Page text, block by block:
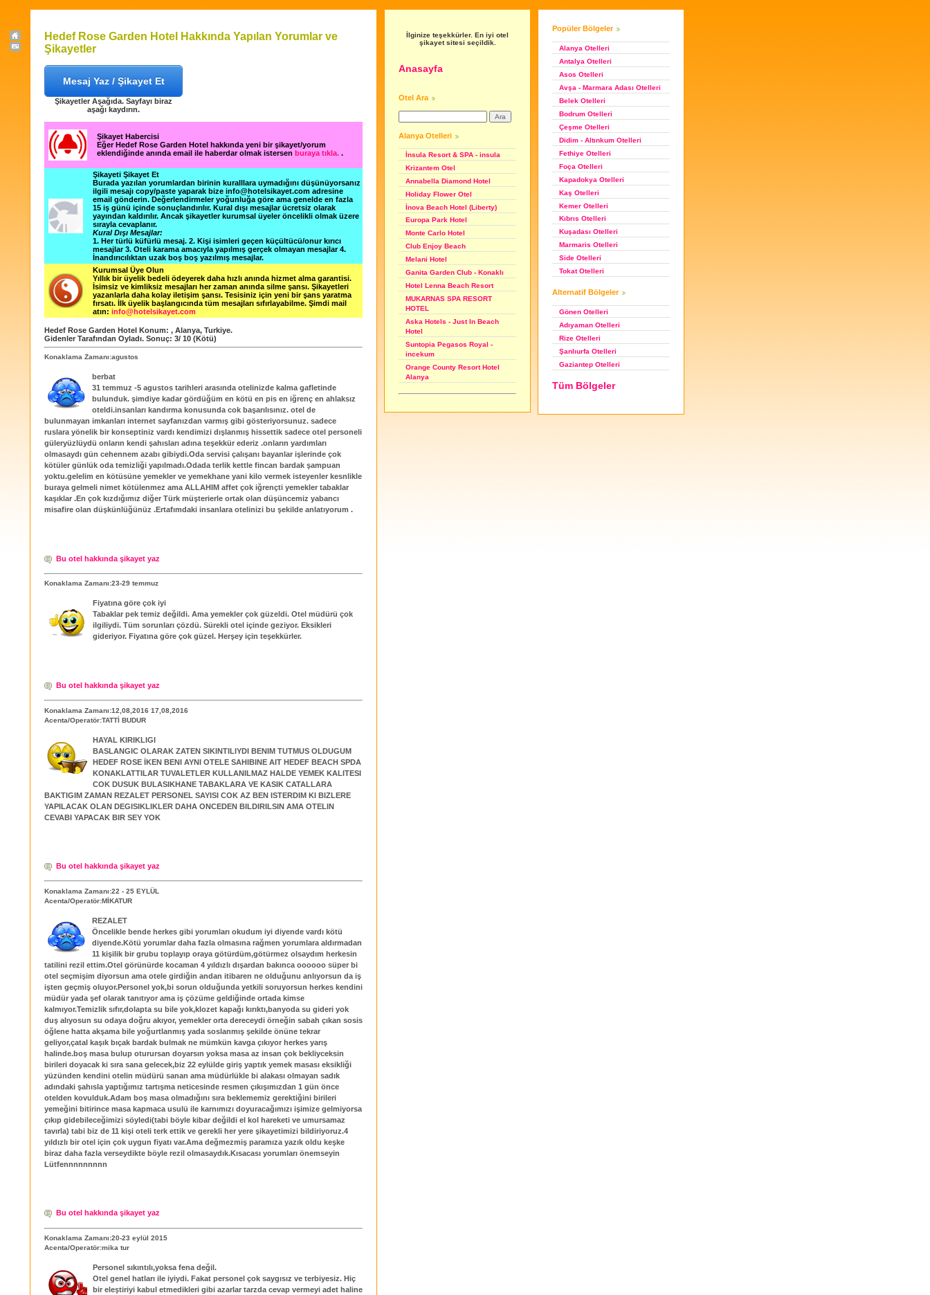
Hedef Rose Garden Hotel Hakkında Yapılan Yorumlar ve
Şikayetler
Mesaj Yaz / Şikayet Et
Şikayetler Aşağıda. Sayfayı biraz
aşağı kaydırın.
Şikayet Habercisi
Eğer Hedef Rose Garden Hotel hakkında yeni bir şikayet/yorum
eklendiğinde anında email ile haberdar olmak istersen buraya tıkla. .
Şikayeti Şikayet Et
Burada yazılan yorumlardan birinin kuralllara uymadığını düşünüyorsanız
ilgili mesajı copy/paste yaparak bize info@hotelsikayet.com adresine
email gönderin. Değerlendirmeler yoğunluğa göre ama genelde en fazla
15 iş günü içinde sonuçlandırılır. Kural dışı mesajlar ücretsiz olarak
yayından kaldırılır. Ancak şikayetler kurumsal üyeler öncelikli olmak üzere
sırayla cevaplanır.
Kural Dışı Mesajlar:
1. Her türlü küfürlü mesaj. 2. Kişi isimleri geçen küçültücü/onur kırıcı
mesajlar 3. Oteli karama amacıyla yapılmış gerçek olmayan mesajlar 4.
İnandırıcılıktan uzak boş boş yazılmış mesajlar.
Kurumsal Üye Olun
Yıllık bir üyelik bedeli ödeyerek daha hızlı anında hizmet alma garantisi.
İsimsiz ve kimliksiz mesajları her zaman anında silme şansı. Şikayetleri
yazanlarla daha kolay iletişim şansı. Tesisiniz için yeni bir şans yaratma
fırsatı. İlk üyelik başlangıcında tüm mesajları sıfırlayabilme. Şimdi mail
atın: info@hotelsikayet.com
Hedef Rose Garden Hotel Konum: , Alanya, Turkiye.
Gidenler Tarafından Oyladı. Sonuç: 3/ 10 (Kötü)
Konaklama Zamanı:agustos
berbat
31 temmuz -5 agustos tarihleri arasında otelinizde kalma gafletinde
bulunduk. şimdiye kadar gördüğüm en kötü en pis en iğrenç en ahlaksız
oteldi.insanları kandırma konusunda cok başarılısınız. otel de
bulunmayan imkanları internet sayfanızdan varmış gibi gösteriyorsunuz. sadece
ruslara yönelik bir konseptiniz vardı kendimizi dışlanmış hissettik sadece otel personeli
güleryüzlüydü onların kendi şahısları adına teşekkür ederiz .onların yardımları
olmasaydı gün cehennem azabı gibiydi.Oda servisi çalışanı bayanlar işlerinde çok
kötüler günlük oda temizliği yapılmadı.Odada terlik kettle fincan bardak şampuan
yoktu.gelelim en kötüsüne yemekler ve yemekhane yani kilo vermek isteyenler kesnlikle
buraya gelmeli nimet kötülenmez ama ALLAHIM affet çok iğrençti yemekler tabaklar
kaşıklar .En çok kızdığımız diğer Türk müşterierle ortak olan düşüncemiz yabancı
misafire olan düşkünlüğünüz .Ertafımdaki insanlara otelinizi bu şekilde anlatıyorum .
Bu otel hakkında şikayet yaz
Konaklama Zamanı:23-29 temmuz
Fiyatına göre çok iyi
Tabaklar pek temiz değildi. Ama yemekler çok güzeldi. Otel müdürü çok
ilgiliydi. Tüm sorunları çözdü. Sürekli otel içinde geziyor. Eksikleri
gideriyor. Fiyatına göre çok güzel. Herşey için teşekkürler.
Bu otel hakkında şikayet yaz
Konaklama Zamanı:12,08,2016 17,08,2016
Acenta/Operatör:TATTİ BUDUR
HAYAL KIRIKLIGI
BASLANGIC OLARAK ZATEN SIKINTILIYDI BENIM TUTMUS OLDUGUM
HEDEF ROSE İKEN BENI AYNI OTELE SAHIBINE AIT HEDEF BEACH SPDA
KONAKLATTILAR TUVALETLER KULLANILMAZ HALDE YEMEK KALITESI
COK DUSUK BULASIKHANE TABAKLARA VE KASIK CATALLARA
BAKTIGIM ZAMAN REZALET PERSONEL SAYISI COK AZ BEN ISTERDIM KI BIZLERE
YAPILACAK OLAN DEGISIKLIKLER DAHA ONCEDEN BILDIRILSIN AMA OTELIN
CEVABI YAPACAK BIR SEY YOK
Bu otel hakkında şikayet yaz
Konaklama Zamanı:22 - 25 EYLÜL
Acenta/Operatör:MİKATUR
REZALET
Öncelikle bende herkes gibi yorumları okudum iyi diyende vardı kötü
diyende.Kötü yorumlar daha fazla olmasına rağmen yorumlara aldırmadan
11 kişilik bir grubu toplayıp oraya götürdüm,götürmez olsaydım herkesin
tatilini rezil ettim.Otel görünürde kocaman 4 yıldızlı dışardan bakınca oooooo süper bi
otel seçmişim diyorsun ama otele girdiğin andan itibaren ne olduğunu anlıyorsun da iş
işten geçmiş oluyor.Personel yok,bi sorun olduğunda yetkili soruyorsun herkes kendini
müdür yada şef olarak tanıtıyor ama iş çözüme geldiğinde ortada kimse
kalmıyor.Temizlik sıfır,dolapta su bile yok,klozet kapağı kırıktı,banyoda su gideri yok
duş alıyosun su odaya doğru akıyor, yemekler orta dereceydi örneğin sabah çıkan sosis
öğlene hatta akşama bile yoğurtlanmış yada soslanmış şekilde önüne tekrar
geliyor,çatal kaşık bıçak bardak bulmak ne mümkün kavga çıkıyor herkes yarış
halinde.boş masa bulup oturursan doyarsın yoksa masa az insan çok bekliyceksin
birileri doyacak ki sıra sana gelecek,biz 22 eylülde giriş yaptık yemek masası eksikliği
yüzünden kendini otelin müdürü sanan ama müdürlükle bi alakası olmayan sadık
adındaki şahısla yaptığımız tartışma neticesinde resmen çıkışımızdan 1 gün önce
otelden kovulduk.Adam boş masa olmadığını sıra beklememiz gerektiğini birileri
yemeğini bitirince masa kapmaca usulü ile karnımızı doyuracağımızı işimize gelmiyorsa
çıkıp gidebileceğimizi söyledi(tabi böyle kibar değildi el kol hareketi ve umursamaz
tavırla) tabi biz de 11 kişi oteli terk ettik ve gerekli her yere şikayetimizi bildiriyoruz.4
yıldızlı bir otel için çok uygun fiyatı var.Ama değmezmiş paramıza yazık oldu keşke
biraz daha fazla verseydikte böyle rezil olmasaydık.Kısacası yorumları önemseyin
Lütfennnnnnnnn
Bu otel hakkında şikayet yaz
Konaklama Zamanı:20-23 eylül 2015
Acenta/Operatör:mika tur
Personel sıkıntılı,yoksa fena değil.
Otel genel hatları ile iyiydi. Fakat personel çok saygısız ve terbiyesiz. Hiç
bir eleştiriyi kabul etmedikleri gibi azarlar tarzda cevap vermeyi adet haline
İlginize teşekkürler. En iyi otel
şikayet sitesi seçildik.
Anasayfa
Otel Ara
Alanya Otelleri
İnsula Resort & SPA - insula
Krizantem Otel
Annabella Diamond Hotel
Holiday Flower Otel
İnova Beach Hotel (Liberty)
Europa Park Hotel
Monte Carlo Hotel
Club Enjoy Beach
Melani Hotel
Ganita Garden Club - Konaklı
Hotel Lenna Beach Resort
MUKARNAS SPA RESORT
HOTEL
Aska Hotels - Just In Beach
Hotel
Suntopia Pegasos Royal -
incekum
Orange County Resort Hotel
Alanya
Popüler Bölgeler
Alanya Otelleri
Antalya Otelleri
Asos Otelleri
Avşa - Marmara Adası Otelleri
Belek Otelleri
Bodrum Otelleri
Çeşme Otelleri
Didim - Altınkum Otelleri
Fethiye Otelleri
Foça Otelleri
Kapadokya Otelleri
Kaş Otelleri
Kemer Otelleri
Kıbrıs Otelleri
Kuşadası Otelleri
Marmaris Otelleri
Side Otelleri
Tokat Otelleri
Alternatif Bölgeler
Gönen Otelleri
Adıyaman Otelleri
Rize Otelleri
Şanlıurfa Otelleri
Gaziantep Otelleri
Tüm Bölgeler